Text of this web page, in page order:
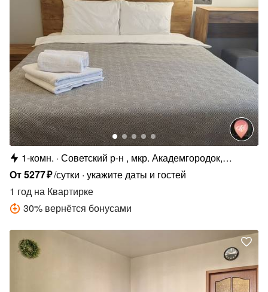
1-комн. Советский р-н , мкр. Академгородок,
Вяземская ул., 3
От5277₽/сутки укажите даты и гостей
1 год на Квартирке
30% вернётся бонусами